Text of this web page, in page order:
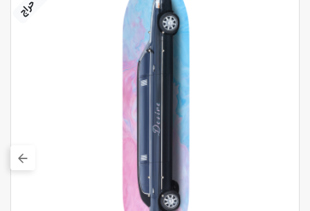
حراج